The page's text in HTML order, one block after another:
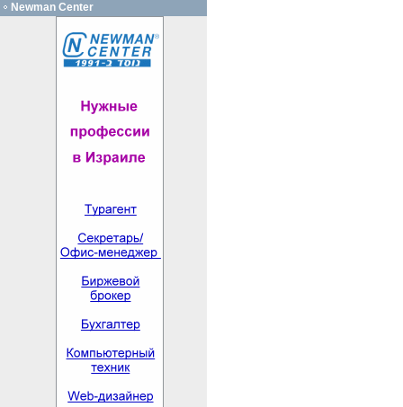
Newman Center